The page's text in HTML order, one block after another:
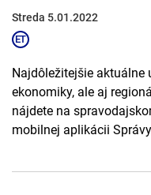
Streda 5.01.2022
Najdôležitejšie aktuálne
ekonomiky, ale aj
nájdete na
mobilnej aplikácii